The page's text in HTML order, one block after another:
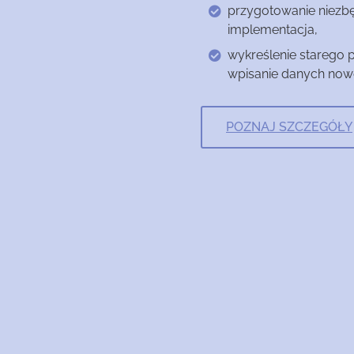
przygotowanie
implementacja,
wykreślenie starego
wpisanie danych
POZNAJ SZCZEGÓŁY